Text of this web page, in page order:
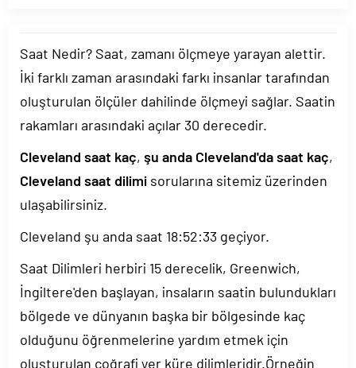
Saat Nedir? Saat, zamanı ölçmeye yarayan alettir.
İki farklı zaman arasındaki farkı insanlar tarafından
oluşturulan ölçüler dahilinde ölçmeyi sağlar. Saatin
rakamları arasındaki açılar 30 derecedir.
Cleveland saat kaç, şu anda Cleveland'da saat kaç,
Cleveland saat dilimi sorularına sitemiz üzerinden
ulaşabilirsiniz.
Cleveland şu anda saat 18:52:34 geçiyor.
Saat Dilimleri herbiri 15 derecelik, Greenwich,
İngiltere'den başlayan, insaların saatin bulundukları
bölgede ve dünyanın başka bir bölgesinde kaç
olduğunu öğrenmelerine yardım etmek için
oluşturulan coğrafi yer küre dilimleridir.Örneğin